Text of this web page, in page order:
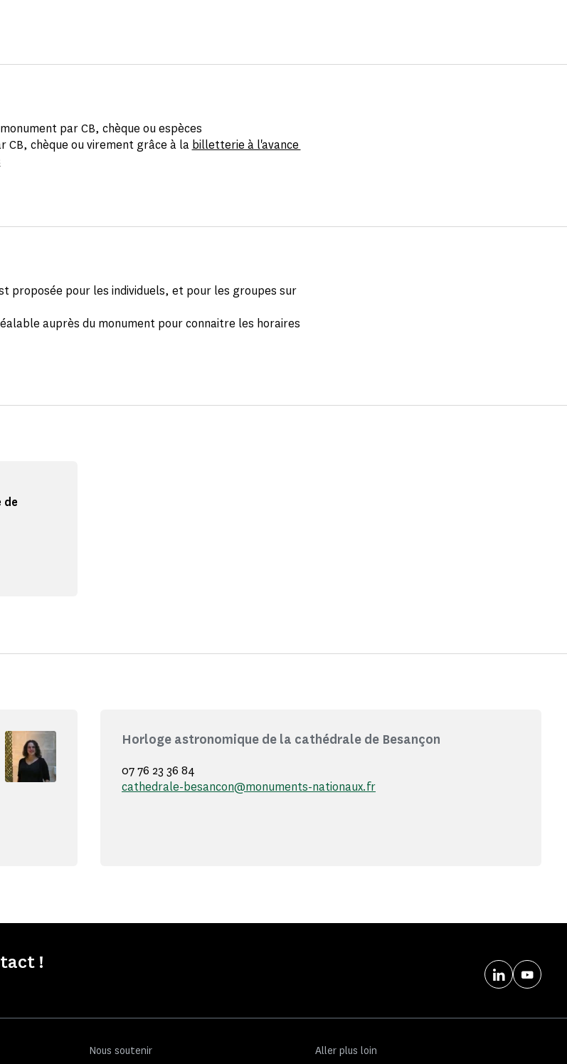
par CB, chèque ou espèces
CB, chèque ou virement grâce à la billetterie à l'avance
proposée pour les individuels, et pour les groupes sur
auprès du monument pour connaitre les horaires
de
Horloge astronomique de la cathédrale de Besançon
07 76 23 36 84
cathedrale-besancon@monuments-nationaux.fr
!
Nous soutenir Aller plus loin